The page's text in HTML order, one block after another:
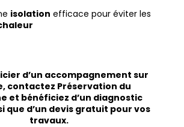
isolation efficace pour éviter les
d’un accompagnement sur
contactez Préservation du
et bénéficiez d’un diagnostic
que d’un devis gratuit pour vos
travaux.